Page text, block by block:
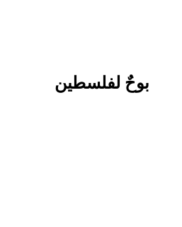
بوحٌ لفلسطين